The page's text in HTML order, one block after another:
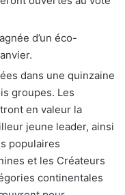
d’un éco-
dans une quinzaine
groupes. Les
en valeur la
jeune leader, ainsi
populaires
et les Créateurs
continentales